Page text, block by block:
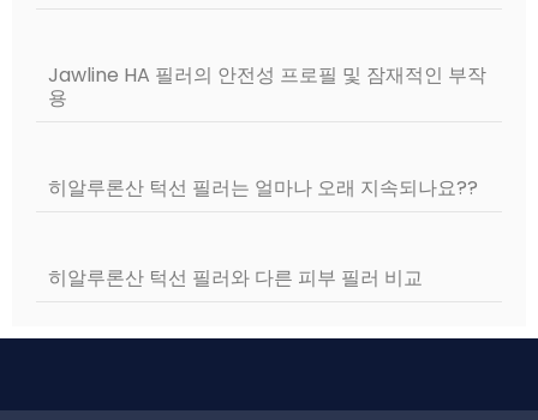
Jawline HA 필러의 안전성 프로필 및 잠재적인 부작
용
히알루론산 턱선 필러는 얼마나 오래 지속되나요??
히알루론산 턱선 필러와 다른 피부 필러 비교